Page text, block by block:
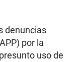
denuncias
por la
uso de